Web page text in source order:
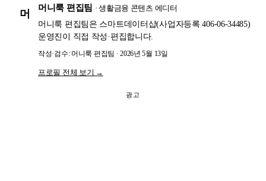
머
머니룩 편집팀 · 생활금융 콘텐츠 에디터
머니룩 편집팀은 스마트데이터샵(사업자등록 406-06-34485)
운영진이 직접 작성·편집합니다.
작성·검수: 머니룩 편집팀 · 2026년 5월 13일
프로필 전체 보기 →
광고